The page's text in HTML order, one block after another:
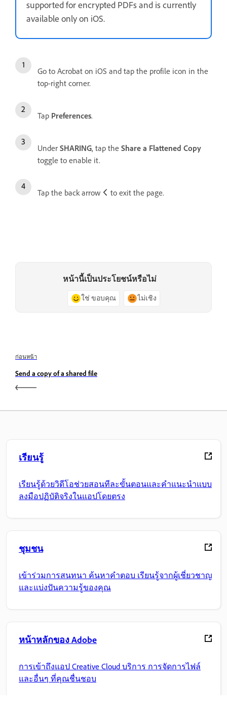
supported for encrypted PDFs and is currently
available only on iOS.
Go to Acrobat on iOS and tap the profile icon in the
top-right corner.
Tap Preferences.
Under SHARING, tap the Share a Flattened Copy
toggle to enable it.
Tap the back arrow to exit the page.
หน้านี้เป็นประโยชน์หรือไม่
ใช่ ขอบคุณ ไม่เชิง
ก่อนหน้า
Send a copy of a shared file
เรียนรู้
เรียนรู้ด้วยวิดีโอช่วยสอนทีละขั้นตอนและคำแนะนำแบบ
ลงมือปฏิบัติจริงในแอปโดยตรง
ชุมชน
เข้าร่วมการสนทนา ค้นหาคำตอบ เรียนรู้จากผู้เชี่ยวชาญ
และแบ่งปันความรู้ของคุณ
หน้าหลักของ Adobe
การเข้าถึงแอป Creative Cloud บริการ การจัดการไฟล์
และอื่นๆ ที่คุณชื่นชอบ